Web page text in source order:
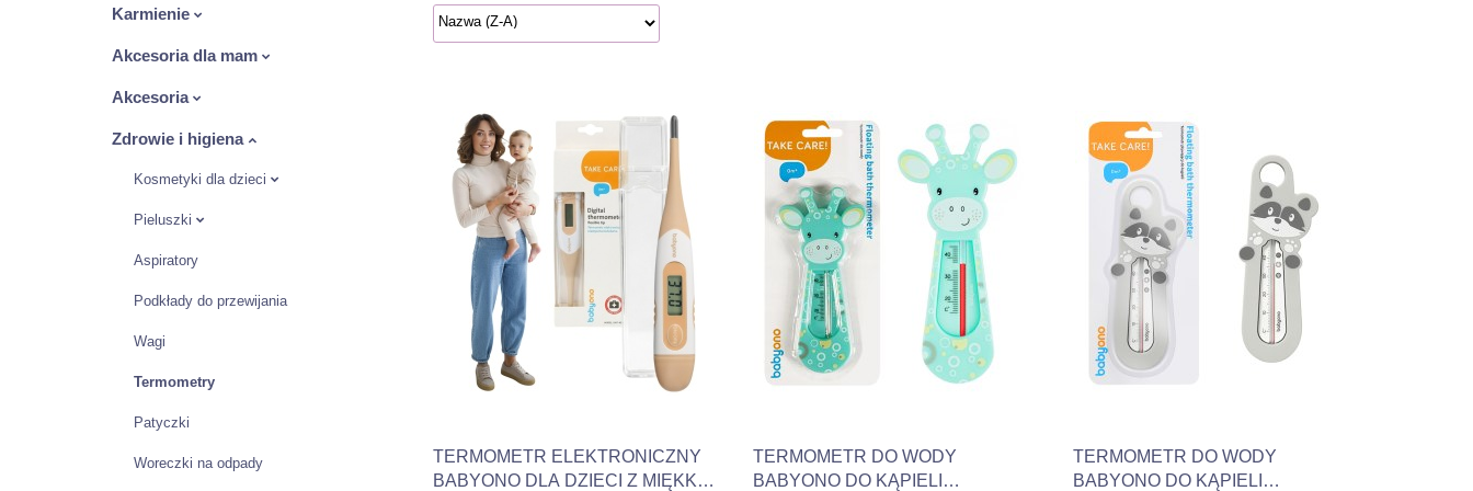
Karmienie
Akcesoria dla mam
Akcesoria
Zdrowie i higiena
Kosmetyki dla dzieci
Pieluszki
Aspiratory
Podkłady do przewijania
Wagi
Termometry
Patyczki
Woreczki na odpady
Produkt niedostępny
TERMOMETR ELEKTRONICZNY
BABYONO DLA DZIECI Z MIĘKKĄ
Produkt niedostępny
TERMOMETR DO WODY
BABYONO DO KĄPIELI
Produkt niedostępny
TERMOMETR DO WODY
BABYONO DO KĄPIELI